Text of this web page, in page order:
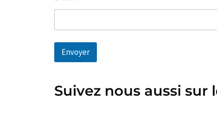
e
Envoyer
Suivez nous aussi sur